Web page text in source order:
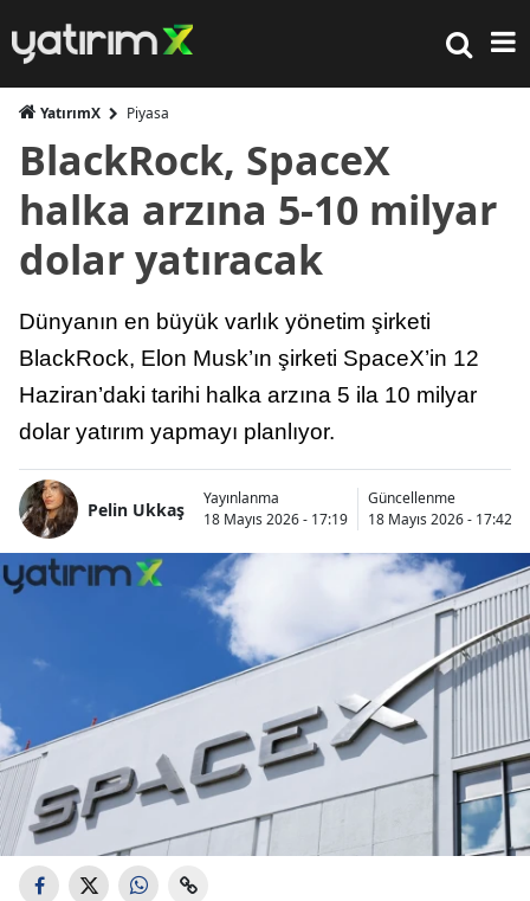
YatırımX Piyasa
BlackRock, SpaceX
halka arzına 5-10 milyar
dolar yatıracak
Dünyanın en büyük varlık yönetim şirketi
BlackRock, Elon Musk’ın şirketi SpaceX’in 12
Haziran’daki tarihi halka arzına 5 ila 10 milyar
dolar yatırım yapmayı planlıyor.
Pelin Ukkaş
Yayınlanma
18 Mayıs 2026 - 17:19
Güncellenme
18 Mayıs 2026 - 17:42